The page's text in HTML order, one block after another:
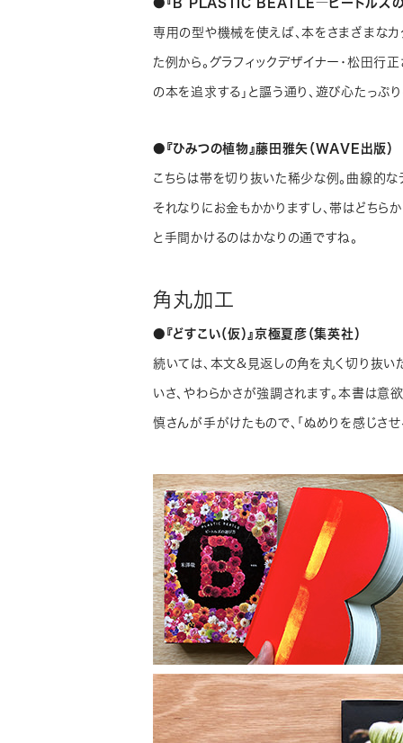
●『B PLASTIC BEATLE―ビートルズの遊
専用の型や機械を使えば、本をさまざまな
た例から。グラフィックデザイナー・松田行
の本を追求する」と謳う通り、遊び心たっぷ
●『ひみつの植物』藤田雅矢（WAVE出版）
こちらは帯を切り抜いた稀少な例。曲線的
それなりにお金もかかりますし、帯はどちら
と手間かけるのはかなりの通ですね。
角丸加工
●『どすこい（仮）』京極夏彦（集英社）
続いては、本文&見返しの角を丸く切り抜い
いさ、やわらかさが強調されます。本書は意
慎さんが手がけたもので、「ぬめりを感じさ